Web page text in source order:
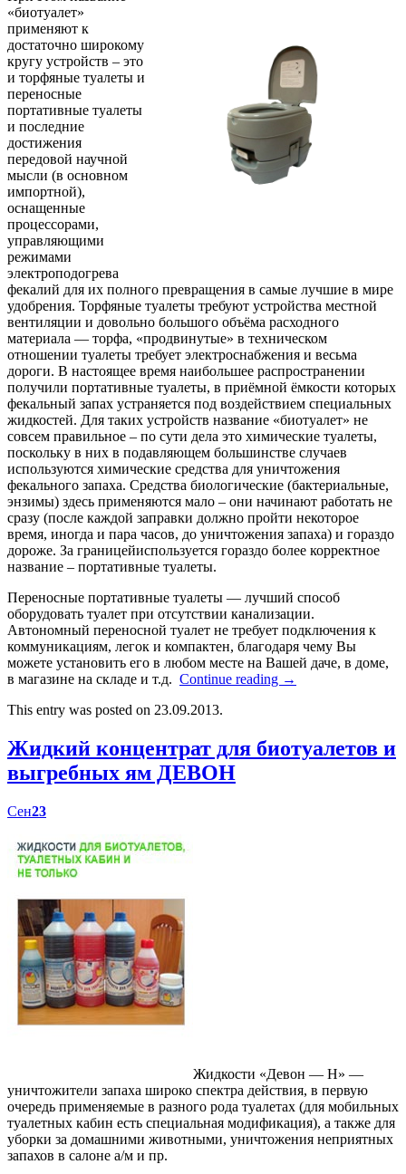
«биотуалет»
применяют к
достаточно широкому
кругу устройств – это
и торфяные туалеты и
переносные
портативные туалеты
и последние
достижения
передовой научной
мысли (в основном
импортной),
оснащенные
процессорами,
управляющими
режимами
электроподогрева
фекалий для их полного превращения в самые лучшие в мире
удобрения. Торфяные туалеты требуют устройства местной
вентиляции и довольно большого объёма расходного
материала — торфа, «продвинутые» в техническом
отношении туалеты требует электроснабжения и весьма
дороги. В настоящее время наибольшее распространении
получили портативные туалеты, в приёмной ёмкости которых
фекальный запах устраняется под воздействием специальных
жидкостей. Для таких устройств название «биотуалет» не
совсем правильное – по сути дела это химические туалеты,
поскольку в них в подавляющем большинстве случаев
используются химические средства для уничтожения
фекального запаха. Средства биологические (бактериальные,
энзимы) здесь применяются мало – они начинают работать не
сразу (после каждой заправки должно пройти некоторое
время, иногда и пара часов, до уничтожения запаха) и гораздо
дороже. За границейиспользуется гораздо более корректное
название – портативные туалеты.
Переносные портативные туалеты — лучший способ
оборудовать туалет при отсутствии канализации.
Автономный переносной туалет не требует подключения к
коммуникациям, легок и компактен, благодаря чему Вы
можете установить его в любом месте на Вашей даче, в доме,
в магазине на складе и т.д. Continue reading →
This entry was posted on 23.09.2013.
Жидкий концентрат для биотуалетов и
выгребных ям ДЕВОН
Сен23
Жидкости «Девон — Н» —
уничтожители запаха широко спектра действия, в первую
очередь применяемые в разного рода туалетах (для мобильных
туалетных кабин есть специальная модификация), а также для
уборки за домашними животными, уничтожения неприятных
запахов в салоне а/м и пр.